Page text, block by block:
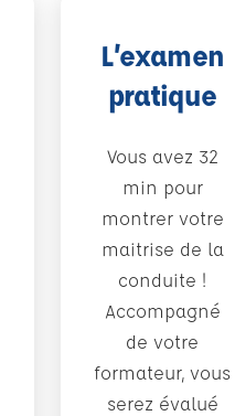
L’examen
pratique
Vous avez 32
min pour
montrer votre
maitrise de la
conduite !
Accompagné
de votre
formateur, vous
serez évalué